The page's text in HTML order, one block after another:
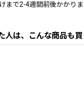
まで2-4週間前後かかりま
人は、こんな商品も